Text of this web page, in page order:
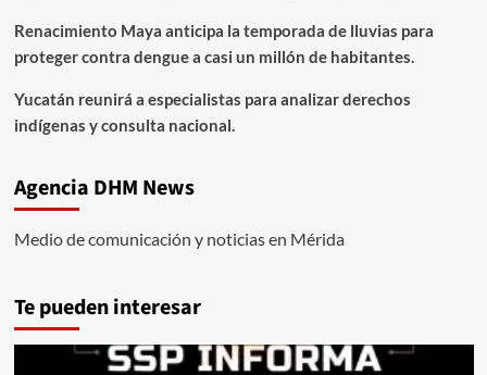
Renacimiento Maya anticipa la temporada de lluvias para
proteger contra dengue a casi un millón de habitantes.
Yucatán reunirá a especialistas para analizar derechos
indígenas y consulta nacional.
Agencia DHM News
Medio de comunicación y noticias en Mérida
Te pueden interesar